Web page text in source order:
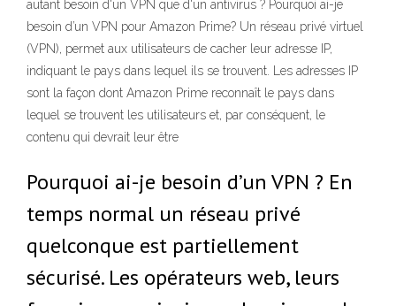
autant besoin d'un VPN que d'un antivirus ? Pourquoi ai-je
besoin d’un VPN pour Amazon Prime? Un réseau privé virtuel
(VPN), permet aux utilisateurs de cacher leur adresse IP,
indiquant le pays dans lequel ils se trouvent. Les adresses IP
sont la façon dont Amazon Prime reconnaît le pays dans
lequel se trouvent les utilisateurs et, par conséquent, le
contenu qui devrait leur être
Pourquoi ai-je besoin d’un VPN ? En
temps normal un réseau privé
quelconque est partiellement
sécurisé. Les opérateurs web, leurs